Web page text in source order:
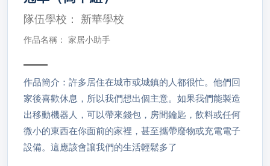
隊伍學校： 新華學校
作品名稱： 家居小助手
作品簡介：許多居住在城市或城鎮的人都很忙。他們回
家後喜歡休息，所以我們想出個主意。如果我們能製造
出移動機器人，可以帶來錢包，房間鑰匙，飲料或任何
微小的東西在你面前的家裡，甚至攜帶廢物或充電電子
設備。這應該會讓我們的生活輕鬆多了